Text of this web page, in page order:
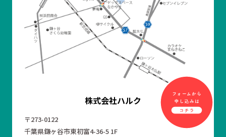
株式会社ハルク
〒273-0122
千葉県鎌ヶ谷市東初富4-36-5 1F